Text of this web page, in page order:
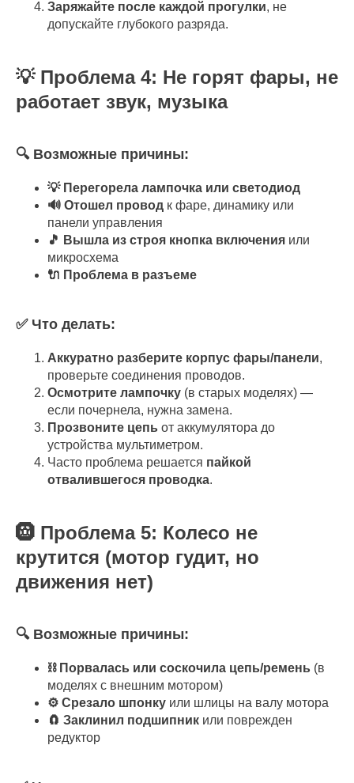
Заряжайте после каждой прогулки, не
допускайте глубокого разряда.
💡 Проблема 4: Не горят фары, не
работает звук, музыка
🔍 Возможные причины:
💡 Перегорела лампочка или светодиод
🔊 Отошел провод к фаре, динамику или
панели управления
🎵 Вышла из строя кнопка включения или
микросхема
🔌 Проблема в разъеме
✅ Что делать:
Аккуратно разберите корпус фары/панели,
проверьте соединения проводов.
Осмотрите лампочку (в старых моделях) —
если почернела, нужна замена.
Прозвоните цепь от аккумулятора до
устройства мультиметром.
Часто проблема решается пайкой
отвалившегося проводка.
🛞 Проблема 5: Колесо не
крутится (мотор гудит, но
движения нет)
🔍 Возможные причины:
⛓️ Порвалась или соскочила цепь/ремень (в
моделях с внешним мотором)
⚙️ Срезало шпонку или шлицы на валу мотора
🧲 Заклинил подшипник или поврежден
редуктор